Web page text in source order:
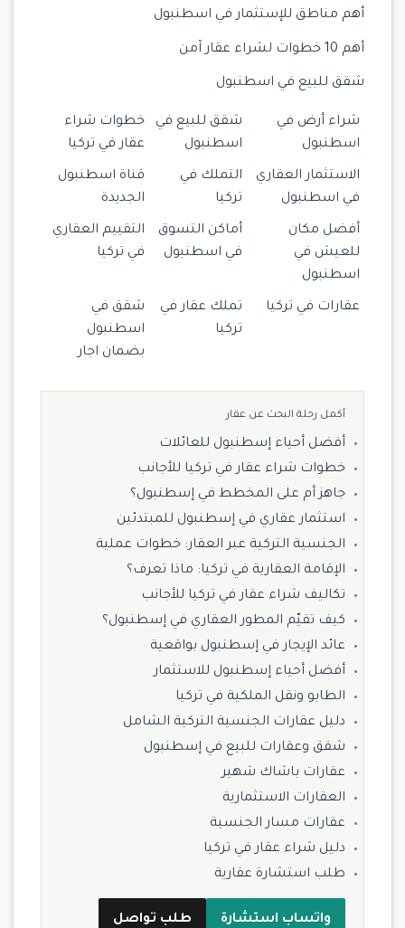
أهم مناطق للإستثمار في اسطنبول
أهم 10 خطوات لشراء عقار آمن
شقق للبيع في اسطنبول
شراء أرض في
اسطنبول
شقق للبيع في
اسطنبول
خطوات شراء
عقار في تركيا
الاستثمار العقاري
في اسطنبول
التملك في
تركيا
قناة اسطنبول
الجديدة
أفضل مكان
للعيش في
اسطنبول
أماكن التسوق
في اسطنبول
التقييم العقاري
في تركيا
عقارات في تركيا
تملك عقار في
تركيا
شقق في
اسطنبول
بضمان اجار
أكمل رحلة البحث عن عقار
أفضل أحياء إسطنبول للعائلات
خطوات شراء عقار في تركيا للأجانب
جاهز أم على المخطط في إسطنبول؟
استثمار عقاري في إسطنبول للمبتدئين
الجنسية التركية عبر العقار: خطوات عملية
الإقامة العقارية في تركيا: ماذا تعرف؟
تكاليف شراء عقار في تركيا للأجانب
كيف تقيّم المطور العقاري في إسطنبول؟
عائد الإيجار في إسطنبول بواقعية
أفضل أحياء إسطنبول للاستثمار
الطابو ونقل الملكية في تركيا
دليل عقارات الجنسية التركية الشامل
شقق وعقارات للبيع في إسطنبول
عقارات باشاك شهير
العقارات الاستثمارية
عقارات مسار الجنسية
دليل شراء عقار في تركيا
طلب استشارة عقارية
واتساب استشارة طلب تواصل